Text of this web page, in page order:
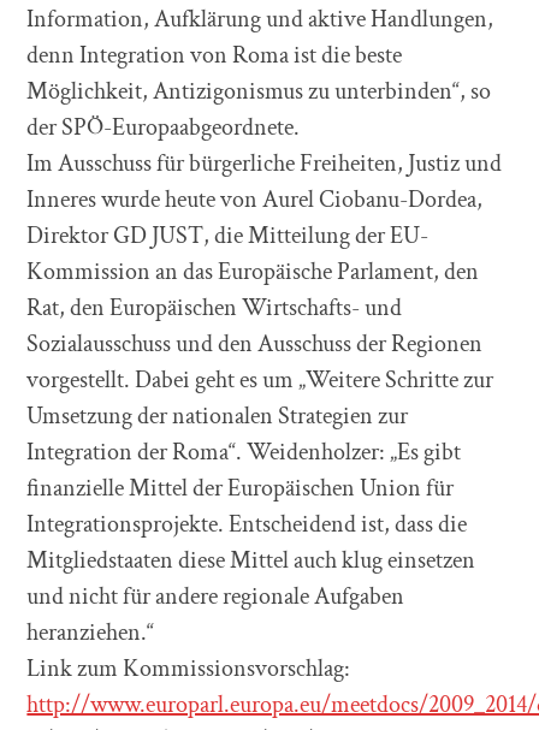
Information, Aufklärung und aktive Handlungen,
denn Integration von Roma ist die beste
Möglichkeit, Antizigonismus zu unterbinden“, so
der SPÖ-Europaabgeordnete.
Im Ausschuss für bürgerliche Freiheiten, Justiz und
Inneres wurde heute von Aurel Ciobanu-Dordea,
Direktor GD JUST, die Mitteilung der EU-
Kommission an das Europäische Parlament, den
Rat, den Europäischen Wirtschafts- und
Sozialausschuss und den Ausschuss der Regionen
vorgestellt. Dabei geht es um „Weitere Schritte zur
Umsetzung der nationalen Strategien zur
Integration der Roma“. Weidenholzer: „Es gibt
finanzielle Mittel der Europäischen Union für
Integrationsprojekte. Entscheidend ist, dass die
Mitgliedstaaten diese Mittel auch klug einsetzen
und nicht für andere regionale Aufgaben
heranziehen.“
Link zum Kommissionsvorschlag:
http://www.europarl.europa.eu/meetdocs/